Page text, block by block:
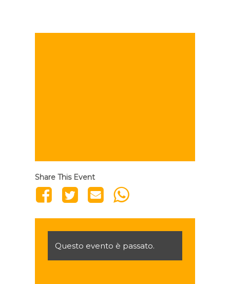
Share This Event
Questo evento è passato.